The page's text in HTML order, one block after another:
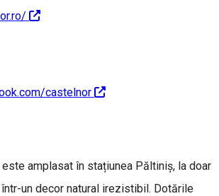
castelnor
amplasat în stațiunea Păltiniș, la doar
un decor natural irezistibil. Dotările